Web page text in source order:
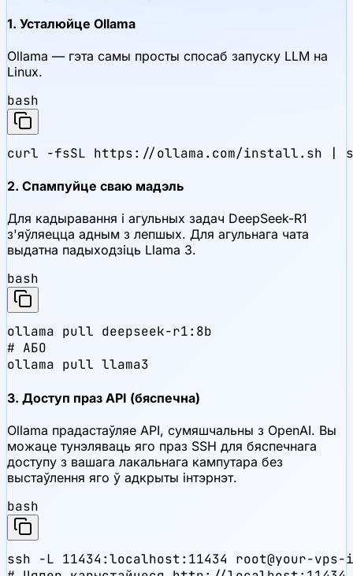
1. Усталюйце Ollama
Ollama — гэта самы просты спосаб запуску LLM на
Linux.
bash
curl -fsSL https://ollama.com/install.sh |
2. Спампуйце сваю мадэль
Для кадыравання і агульных задач DeepSeek-R1
з'яўляецца адным з лепшых. Для агульнага чата
выдатна падыходзіць Llama 3.
bash
ollama pull deepseek-r1:8b
# АБО
ollama pull llama3
3. Доступ праз API (бяспечна)
Ollama прадастаўляе API, сумяшчальны з OpenAI. Вы
можаце тунэляваць яго праз SSH для бяспечнага
доступу з вашага лакальнага кампутара без
выстаўлення яго ў адкрыты інтэрнэт.
bash
ssh -L 11434:localhost:11434 root@your-vps-